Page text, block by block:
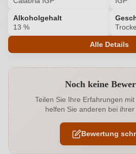
Alkoholgehalt
13 %
Alle Details
Alkoholgehalt in %
Allergene
Bio
Noch keine
Teilen Sie Ihre Erfahrungen
helfen Sie anderen bei ihrer
Bewertung